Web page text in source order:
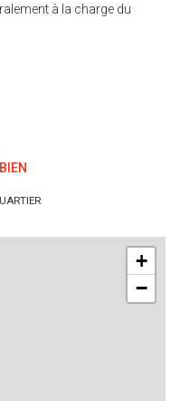
à la charge du
+
−